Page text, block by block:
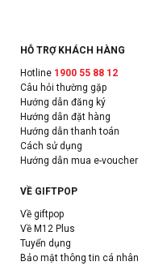
HỖ TRỢ KHÁCH HÀNG
Hotline 1900 55 88 12
Câu hỏi thường gặp
Hướng dẫn đăng ký
Hướng dẫn đặt hàng
Hướng dẫn thanh toán
Cách sử dụng
Hướng dẫn mua e-voucher
VỀ GIFTPOP
Về giftpop
Về M12 Plus
Tuyển dụng
Bảo mật thông tin cá nhân